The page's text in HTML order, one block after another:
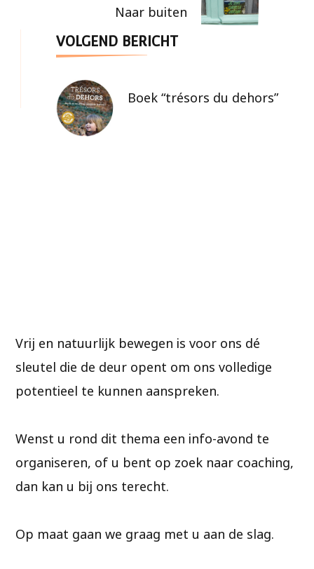
Naar buiten
VOLGEND BERICHT
Boek “trésors du dehors”
Vrij en natuurlijk bewegen is voor ons dé
sleutel die de deur opent om ons volledige
potentieel te kunnen aanspreken.
Wenst u rond dit thema een info-avond te
organiseren, of u bent op zoek naar coaching,
dan kan u bij ons terecht.
Op maat gaan we graag met u aan de slag.